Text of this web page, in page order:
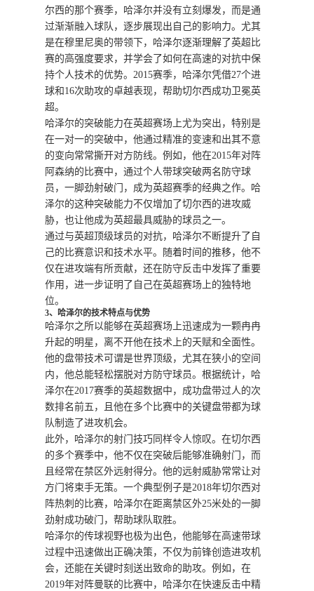
尔西的那个赛季，哈泽尔并没有立刻爆发，而是通
过渐渐融入球队，逐步展现出自己的影响力。尤其
是在穆里尼奥的带领下，哈泽尔逐渐理解了英超比
赛的高强度要求，并学会了如何在高速的对抗中保
持个人技术的优势。2015赛季，哈泽尔凭借27个进
球和16次助攻的卓越表现，帮助切尔西成功卫冕英
超。
哈泽尔的突破能力在英超赛场上尤为突出，特别是
在一对一的突破中，他通过精准的变速和出其不意
的变向常常撕开对方防线。例如，他在2015年对阵
阿森纳的比赛中，通过个人带球突破两名防守球
员，一脚劲射破门，成为英超赛季的经典之作。哈
泽尔的这种突破能力不仅增加了切尔西的进攻威
胁，也让他成为英超最具威胁的球员之一。
通过与英超顶级球员的对抗，哈泽尔不断提升了自
己的比赛意识和技术水平。随着时间的推移，他不
仅在进攻端有所贡献，还在防守反击中发挥了重要
作用，进一步证明了自己在英超赛场上的独特地
位。
3、哈泽尔的技术特点与优势
哈泽尔之所以能够在英超赛场上迅速成为一颗冉冉
升起的明星，离不开他在技术上的天赋和全面性。
他的盘带技术可谓是世界顶级，尤其在狭小的空间
内，他总能轻松摆脱对方防守球员。根据统计，哈
泽尔在2017赛季的英超数据中，成功盘带过人的次
数排名前五，且他在多个比赛中的关键盘带都为球
队制造了进攻机会。
此外，哈泽尔的射门技巧同样令人惊叹。在切尔西
的多个赛季中，他不仅在突破后能够准确射门，而
且经常在禁区外远射得分。他的远射威胁常常让对
方门将束手无策。一个典型例子是2018年切尔西对
阵热刺的比赛，哈泽尔在距离禁区外25米处的一脚
劲射成功破门，帮助球队取胜。
哈泽尔的传球视野也极为出色，他能够在高速带球
过程中迅速做出正确决策，不仅为前锋创造进攻机
会，还能在关键时刻送出致命的助攻。例如，在
2019年对阵曼联的比赛中，哈泽尔在快速反击中精